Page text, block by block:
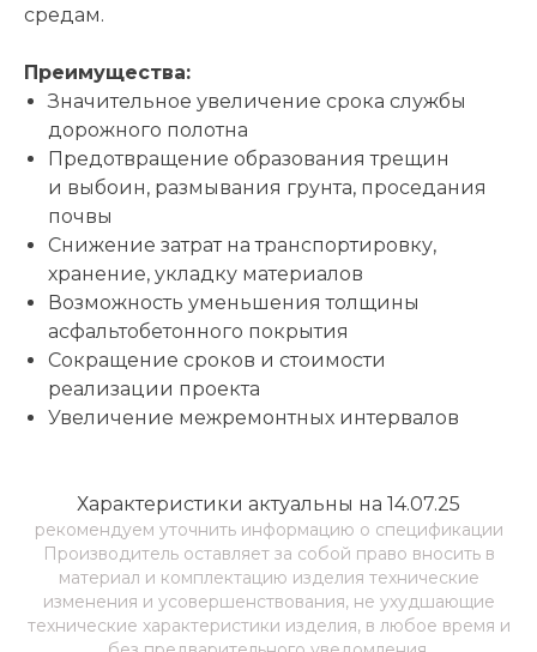
средам.
Преимущества:
Значительное увеличение срока службы
дорожного полотна
Предотвращение образования трещин
и выбоин, размывания грунта, проседания
почвы
Снижение затрат на транспортировку,
хранение, укладку материалов
Возможность уменьшения толщины
асфальтобетонного покрытия
Сокращение сроков и стоимости
реализации проекта
Увеличение межремонтных интервалов
Характеристики актуальны на 14.07.25
рекомендуем уточнить информацию о спецификации
Производитель оставляет за собой право вносить в
материал и комплектацию изделия технические
изменения и усовершенствования, не ухудшающие
технические характеристики изделия, в любое время и